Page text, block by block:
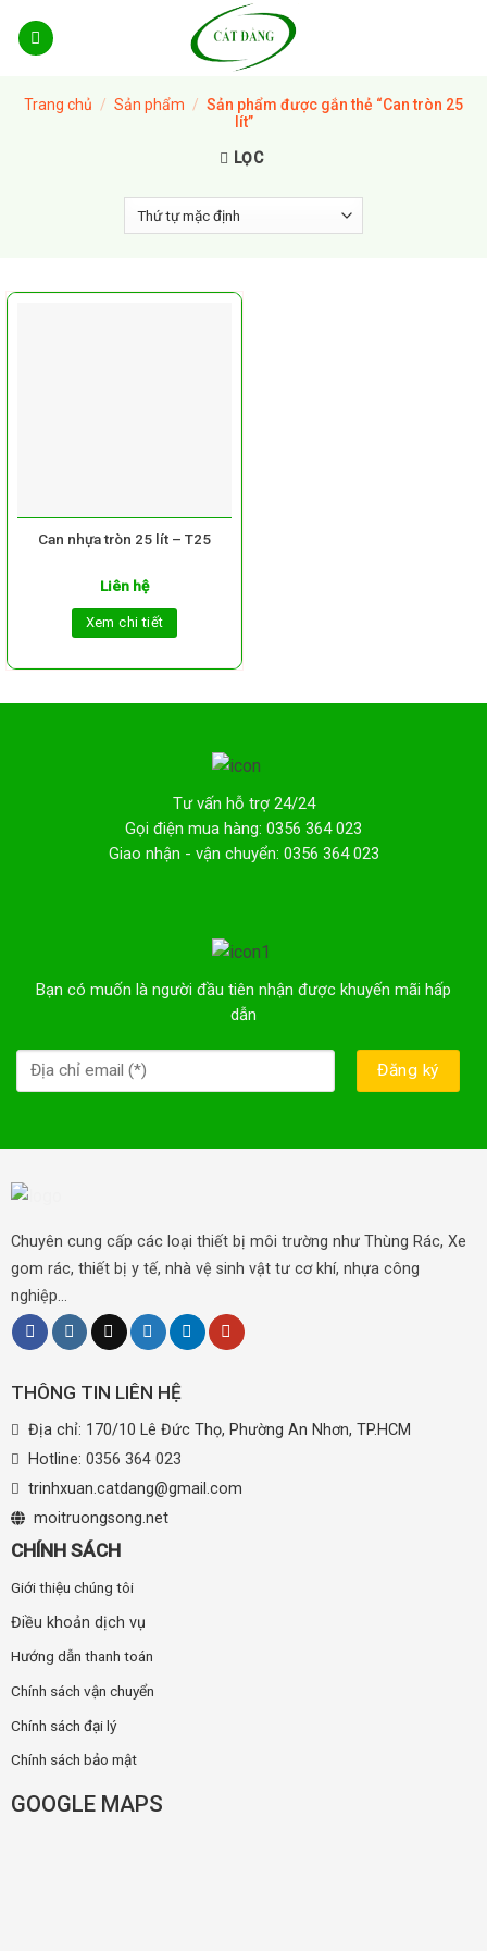
Trang chủ / Sản phẩm / Sản phẩm được gắn thẻ “Can tròn 25
lít”
LỌC
Can nhựa tròn 25 lít – T25
Liên hệ
Xem chi tiết
Tư vấn hỗ trợ 24/24
Gọi điện mua hàng: 0356 364 023
Giao nhận - vận chuyển: 0356 364 023
Bạn có muốn là người đầu tiên nhận được khuyến mãi hấp
dẫn
Chuyên cung cấp các loại thiết bị môi trường như Thùng Rác, Xe
gom rác, thiết bị y tế, nhà vệ sinh vật tư cơ khí, nhựa công
nghiệp...
THÔNG TIN LIÊN HỆ
Địa chỉ: 170/10 Lê Đức Thọ, Phường An Nhơn, TP.HCM
Hotline: 0356 364 023
trinhxuan.catdang@gmail.com
moitruongsong.net
CHÍNH SÁCH
Giới thiệu chúng tôi
Điều khoản dịch vụ
Hướng dẫn thanh toán
Chính sách vận chuyển
Chính sách đại lý
Chính sách bảo mật
GOOGLE MAPS